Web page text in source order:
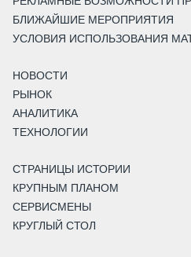
БЛИЖАЙШИЕ МЕРОПРИЯТИЯ
УСЛОВИЯ ИСПОЛЬЗОВАНИЯ
НОВОСТИ
РЫНОК
АНАЛИТИКА
ТЕХНОЛОГИИ
СТРАНИЦЫ ИСТОРИИ
КРУПНЫМ ПЛАНОМ
СЕРВИСМЕНЫ
КРУГЛЫЙ СТОЛ